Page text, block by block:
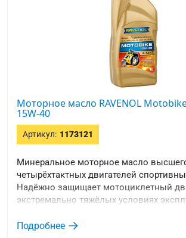
Моторное масло RAVENOL
15W-40
Артикул: 1173121
Минеральное моторное масло
четырёхтактных двигателей
Надёжно защищает мотоциклетный
экстремально тяжёлых условиях
Подробнее